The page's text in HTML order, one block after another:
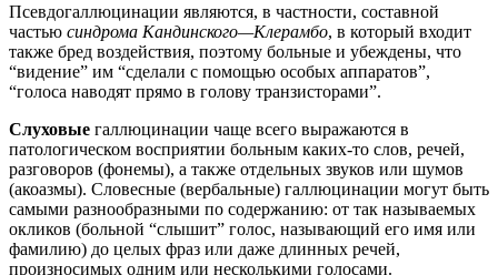
Псевдогаллюцинации являются, в частности, составной
частью синдрома Кандинского—Клерамбо, в который входит
также бред воздействия, поэтому больные и убеждены, что
“видение” им “сделали с помощью особых аппаратов”,
“голоса наводят прямо в голову транзисторами”.
Слуховые галлюцинации чаще всего выражаются в
патологическом восприятии больным каких-то слов, речей,
разговоров (фонемы), а также отдельных звуков или шумов
(акоазмы). Словесные (вербальные) галлюцинации могут быть
самыми разнообразными по содержанию: от так называемых
окликов (больной “слышит” голос, называющий его имя или
фамилию) до целых фраз или даже длинных речей,
произносимых одним или несколькими голосами.